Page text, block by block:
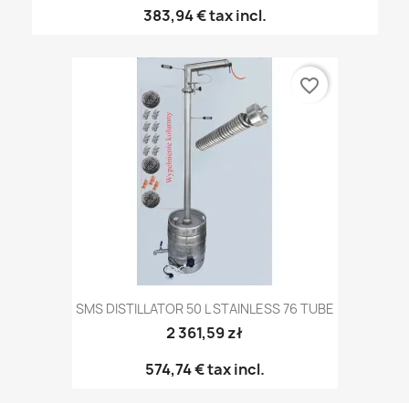
383,94 €tax incl.
SMS DISTILLATOR 50 L STAINLESS 76 TUBE
2 361,59 zł
574,74 €tax incl.
favorite_border